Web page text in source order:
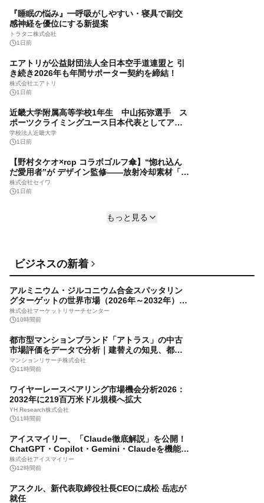
13時間前
岡崎市のビジネス相談所オカビズ「UIJターン起
業相談窓口」開設 ～遠方にいながら起業準備
13時間前
BSIグループジャパン（英国規格協会）、 GX-
ETS登録確認機関として正式登録 第2フェーズ
わるのか？ 法的拘束力をもつGX-ETSの実務
ポイント解説セミナーの アーカイブ動画を公開
中
14時間前
「夫を信じたい。でも、事故は防ぎたい」家族
が選んだ飲酒運転防止―アルコールインターロ
15時間前
健康寿命と平均寿命の「10年のギャップ」に挑
む。マレーシア政府公認プロジェクトと、日本
ル・ツバメの巣」の共同臨床検証を開始
『睡眠の悩み』━呼吸がしやすい・寝具で副交
感神経を優位にする新提案
トラタニ株式会社
1日前
エアトリが公益財団法人全日本空手道連盟と 引
き続き2026年も年間サポーター契約を締結！
株式会社エアトリ
1日前
近畿大学附属高等学校1年生 中山拓弥選手 ス
ポーツクライミングユース日本代表としてアジ
ア大会に出場
学校法人近畿大学
1日前
【野村タケオ×rcp コラボゴルフ傘】“惚れ込ん
だ愛用者”が デザイン監修――放射冷却素材「ラ
ディクール」採用の日傘 『rcp』に人気ゴルフイ
ラストレーターの限定デザイン発売中
株式会社セイワ
1日前
イスホッケー選手・佐藤航平選手と製品スポン
8月16日 (日)開催！バレーボール元日本代表選手
の迫田さおりさんをゲストに迎え、お届けする
ケット発売中
1日前
【特別編】BS12でセ・リーグ放送！阪神ファ
ン・加藤清史郎が初出演 8/6(木)「横浜vs.阪神」
1日前
「スリクソン ZXi（ゼットエックスアイ） シリ
ーズ」アイアンとユーティリティアイアンを新
1日前
着衣泳に加え、水着着用時の水難事故にも備え
る サギヌマスイミングクラブ、小学校2校で水上
1日前
美女限定プロレス興行『FGI06』を8月15日開
催！ 試合終了後のファンミーティングイベント
1日前
もっと見る
ビジネスの新着
アルミニウム・ジルコニウム合金スパッタリン
グターゲットの世界市場（2026年～2032年）、
市場規模（0.995、0.999、その他）・分析レポ
ートを発表
株式会社マーケットリサーチセンター
10時間前
都市型マンションブランド「アトラス」の中古
市場評価をデータで分析｜建替えの知見、都心
好立地、開発思想が支えるブランド価値
マンションリサーチ株式会社
11時間前
ワイヤーレースベアリング市場機会分析2026：
2032年に219百万米ドル規模へ拡大
YH Research株式会社
11時間前
アイスマイリー、「Claude徹底解説」を公開！
ChatGPT・Copilot・Gemini・Claudeを機能別
／業務別に比較―自社に合う生成AIの選び方が
わかる実践ガイド
株式会社アイスマイリー
12時間前
アスクル、新代表取締役社長CEOに成松 岳志が
就任